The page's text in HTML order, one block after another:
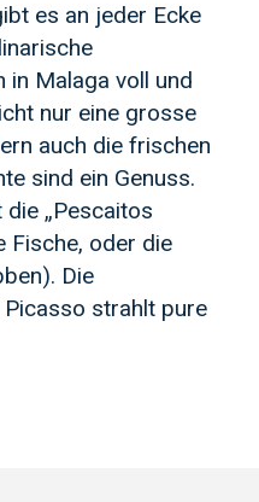
es an jeder Ecke
in Malaga voll und
nur eine grosse
auch die frischen
sind ein Genuss.
„Pescaitos
Fische, oder die
Die
strahlt pure